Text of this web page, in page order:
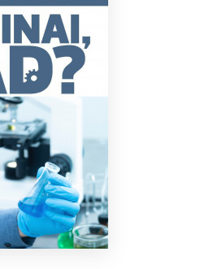
+370 667 80 541
info@elvislab.lt